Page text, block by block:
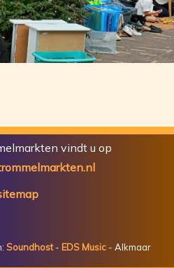
vindt u op
Soundhost- EDS Music- Alkmaar